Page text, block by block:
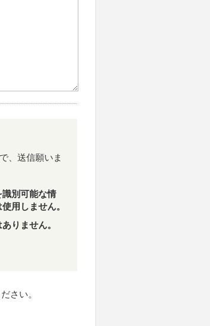
、送信願いま
別可能な情
用しません。
りません。
さい。